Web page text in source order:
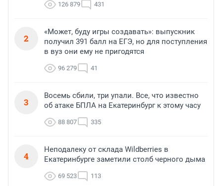
126 879 431
2
«Может, буду игры создавать»: выпускник
получил 391 балл на ЕГЭ, но для поступления
в вуз они ему не пригодятся
96 279 41
3
Восемь сбили, три упали. Все, что известно
об атаке БПЛА на Екатеринбург к этому часу
88 807 335
4
Неподалеку от склада Wildberries в
Екатеринбурге заметили столб черного дыма
69 523 113